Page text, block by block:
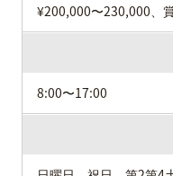
¥200,000〜230,000、
8:00〜17:00